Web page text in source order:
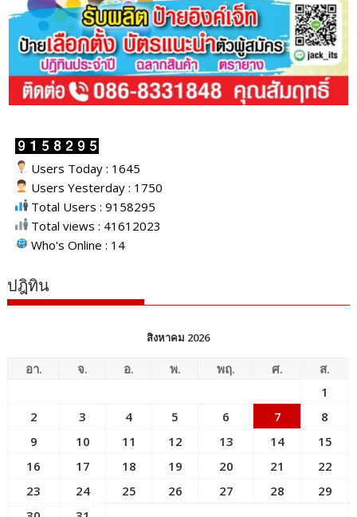
Users Today : 1645
Users Yesterday : 1750
Total Users : 9158295
Total views : 41612023
Who's Online : 14
ปฎิทิน
สิงหาคม 2026
อา. จ. อ. พ. พฤ. ศ.
ส.
1
2
3 4 5 6 7
8
9
10 11 12 13 14
15
16
17 18 19 20 21
22
23
24 25 26 27 28
29